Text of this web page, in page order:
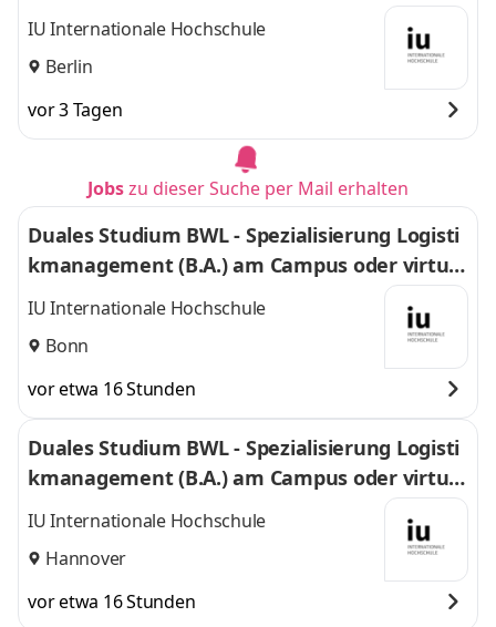
l
IU Internationale Hochschule
Berlin
vor 3 Tagen
Jobszu dieser Suche per Mail erhalten
Duales Studium BWL - Spezialisierung Logisti
kmanagement (B.A.) am Campus oder virtuel
l
IU Internationale Hochschule
Bonn
vor etwa 16 Stunden
Duales Studium BWL - Spezialisierung Logisti
kmanagement (B.A.) am Campus oder virtuel
l
IU Internationale Hochschule
Hannover
vor etwa 16 Stunden